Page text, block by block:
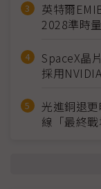
英特爾
2028準時
SpaceX晶
採用NVIDIA
光進銅退
線「最終戰